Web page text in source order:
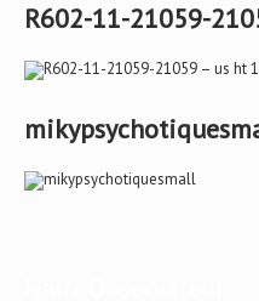
R602-11-21059-